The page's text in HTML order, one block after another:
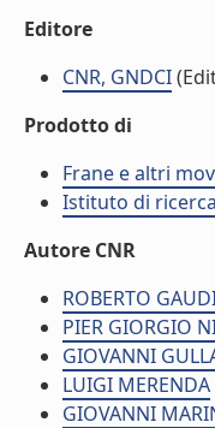
Editore
CNR, GNDCI
Prodotto di
Frane e altri
Istituto di
Autore CNR
ROBERTO
PIER GIORGIO
GIOVANNI
LUIGI MERENDA
GIOVANNI